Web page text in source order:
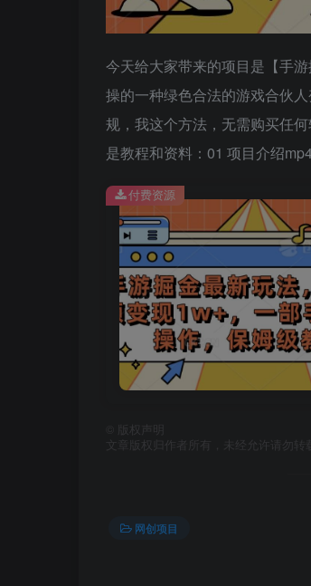
今天给大家带来的项目是【手
操的一种绿色合法的游戏合伙
规，我这个方法，无需购买任
是教程和资料：01 项目介绍
付费资源
版权声明
文章版权归作者所有，未经允许请勿转
网创项目